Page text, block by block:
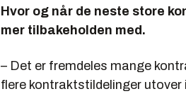
Hvor og når de neste store
mer tilbakeholden med.
– Det er fremdeles mange
flere kontraktstildelinger